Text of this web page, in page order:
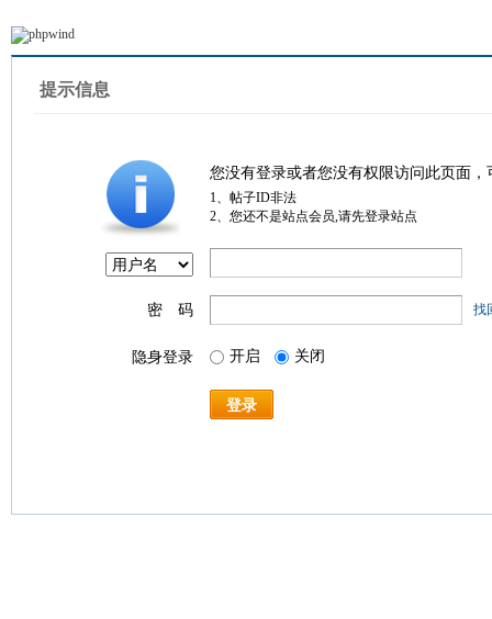
提示信息
您没有登录或者您没有权限访问此页面
1、帖子ID非法
2、您还不是站点会员,请先登录站点
密 码 找
隐身登录 开启 关闭
登录